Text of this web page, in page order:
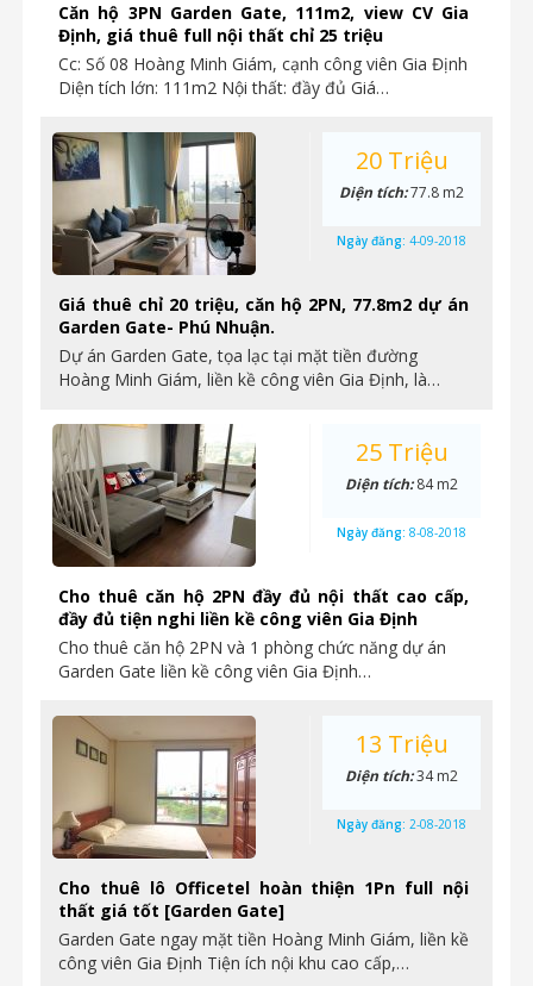
Căn hộ 3PN Garden Gate, 111m2, view CV Gia
Định, giá thuê full nội thất chỉ 25 triệu
Cc: Số 08 Hoàng Minh Giám, cạnh công viên Gia Định
Diện tích lớn: 111m2 Nội thất: đầy đủ Giá…
Giá thuê chỉ 20 triệu, căn hộ 2PN, 77.8m2 dự án
Garden Gate- Phú Nhuận.
Dự án Garden Gate, tọa lạc tại mặt tiền đường
Hoàng Minh Giám, liền kề công viên Gia Định, là…
20 Triệu
Diện tích:77.8 m2
Ngày đăng: 4-09-2018
Cho thuê căn hộ 2PN đầy đủ nội thất cao cấp,
đầy đủ tiện nghi liền kề công viên Gia Định
Cho thuê căn hộ 2PN và 1 phòng chức năng dự án
Garden Gate liền kề công viên Gia Định…
25 Triệu
Diện tích:84 m2
Ngày đăng: 8-08-2018
Cho thuê lô Officetel hoàn thiện 1Pn full nội
thất giá tốt [Garden Gate]
Garden Gate ngay mặt tiền Hoàng Minh Giám, liền kề
công viên Gia Định Tiện ích nội khu cao cấp,…
13 Triệu
Diện tích:34 m2
Ngày đăng: 2-08-2018